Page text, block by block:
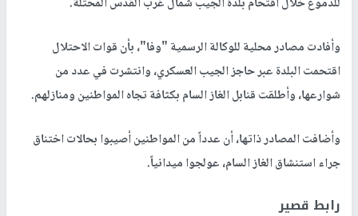
وأفادت مصادر محلية للوكالة الرسمية "وفا"، بأن قوات الاحتلال
اقتحمت البلدة عبر حاجز الجيب العسكري، وانتشرت في عدد من
شوارعها، وأطلقت قنابل الغاز السام بكثافة تجاه المواطنين ومنازلهم.
وأضافت المصادر ذاتها، أن عدداً من المواطنين أصيبوا بحالات اختناق
جراء استنشاق الغاز السام، عولجوا ميدانياً.
رابط قصير